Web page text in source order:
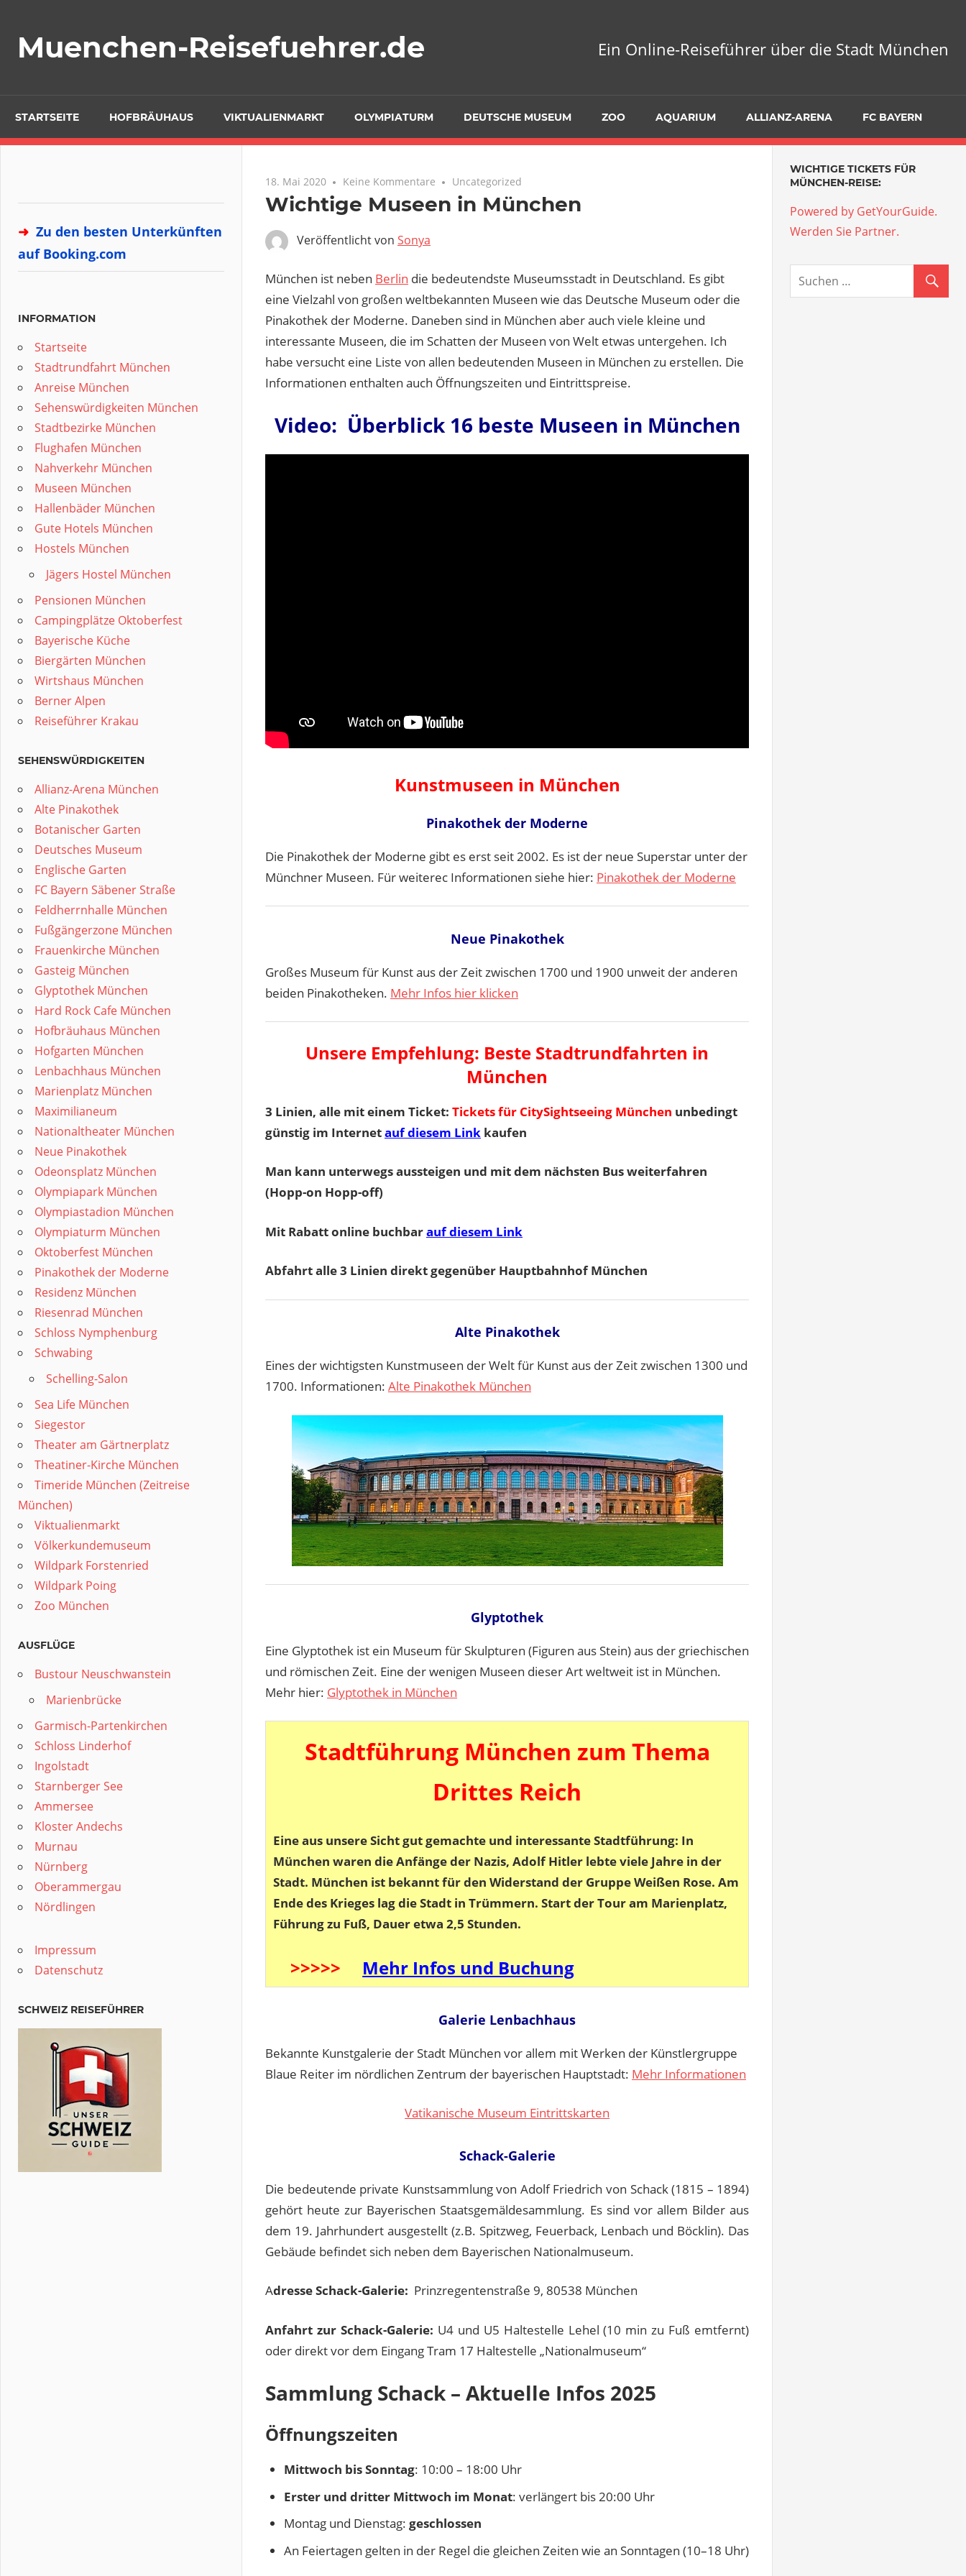
springen
Muenchen-Reisefuehrer.de Ein Online-Reiseführer über die Stadt München
STARTSEITE HOFBRÄUHAUS VIKTUALIENMARKT OLYMPIATURM DEUTSCHE MUSEUM ZOO AQUARIUM ALLIANZ-ARENA FC BAYERN
18. Mai 2020 Keine Kommentare Uncategorized
Wichtige Museen in München
Veröffentlicht von Sonya
München ist neben Berlin die bedeutendste Museumsstadt in Deutschland. Es gibt
eine Vielzahl von großen weltbekannten Museen wie das Deutsche Museum oder die
Pinakothek der Moderne. Daneben sind in München aber auch viele kleine und
interessante Museen, die im Schatten der Museen von Welt etwas untergehen. Ich
habe versucht eine Liste von allen bedeutenden Museen in München zu erstellen. Die
Informationen enthalten auch Öffnungszeiten und Eintrittspreise.
Video: Überblick 16 beste Museen in München
Kunstmuseen in München
Pinakothek der Moderne
Die Pinakothek der Moderne gibt es erst seit 2002. Es ist der neue Superstar unter der
Münchner Museen. Für weiterec Informationen siehe hier: Pinakothek der Moderne
Neue Pinakothek
Großes Museum für Kunst aus der Zeit zwischen 1700 und 1900 unweit der anderen
beiden Pinakotheken. Mehr Infos hier klicken
Unsere Empfehlung: Beste Stadtrundfahrten in
München
3 Linien, alle mit einem Ticket: Tickets für CitySightseeing München unbedingt
günstig im Internetauf diesem Link kaufen
Man kann unterwegs aussteigen und mit dem nächsten Bus weiterfahren
(Hopp-on Hopp-off)
Mit Rabatt online buchbarauf diesem Link
Abfahrt alle 3 Linien direkt gegenüber Hauptbahnhof München
Alte Pinakothek
Eines der wichtigsten Kunstmuseen der Welt für Kunst aus der Zeit zwischen 1300 und
1700. Informationen: Alte Pinakothek München
Glyptothek
Eine Glyptothek ist ein Museum für Skulpturen (Figuren aus Stein) aus der griechischen
und römischen Zeit. Eine der wenigen Museen dieser Art weltweit ist in München.
Mehr hier: Glyptothek in München
Stadtführung München zum Thema
Drittes Reich
Eine aus unsere Sicht gut gemachte und interessante Stadtführung: In
München waren die Anfänge der Nazis, Adolf Hitler lebte viele Jahre in der
Stadt. München ist bekannt für den Widerstand der Gruppe Weißen Rose. Am
Ende des Krieges lag die Stadt in Trümmern. Start der Tour am Marienplatz,
Führung zu Fuß, Dauer etwa 2,5 Stunden.
>>>>> Mehr Infos und Buchung
Galerie Lenbachhaus
Bekannte Kunstgalerie der Stadt München vor allem mit Werken der Künstlergruppe
Blaue Reiter im nördlichen Zentrum der bayerischen Hauptstadt: Mehr Informationen
Vatikanische Museum Eintrittskarten
Schack-Galerie
Die bedeutende private Kunstsammlung von Adolf Friedrich von Schack (1815 – 1894)
gehört heute zur Bayerischen Staatsgemäldesammlung. Es sind vor allem Bilder aus
dem 19. Jahrhundert ausgestellt (z.B. Spitzweg, Feuerback, Lenbach und Böcklin). Das
Gebäude befindet sich neben dem Bayerischen Nationalmuseum.
Adresse Schack-Galerie: Prinzregentenstraße 9, 80538 München
Anfahrt zur Schack-Galerie: U4 und U5 Haltestelle Lehel (10 min zu Fuß emtfernt)
oder direkt vor dem Eingang Tram 17 Haltestelle „Nationalmuseum“
Sammlung Schack – Aktuelle Infos 2025
Öffnungszeiten
Mittwoch bis Sonntag: 10:00 – 18:00 Uhr
Erster und dritter Mittwoch im Monat: verlängert bis 20:00 Uhr
Montag und Dienstag: geschlossen
An Feiertagen gelten in der Regel die gleichen Zeiten wie an Sonntagen (10–18 Uhr)
➜ Zu den besten Unterkünften
auf Booking.com
INFORMATION
Startseite
Stadtrundfahrt München
Anreise München
Sehenswürdigkeiten München
Stadtbezirke München
Flughafen München
Nahverkehr München
Museen München
Hallenbäder München
Gute Hotels München
Hostels München
Jägers Hostel München
Pensionen München
Campingplätze Oktoberfest
Bayerische Küche
Biergärten München
Wirtshaus München
Berner Alpen
Reiseführer Krakau
SEHENSWÜRDIGKEITEN
Allianz-Arena München
Alte Pinakothek
Botanischer Garten
Deutsches Museum
Englische Garten
FC Bayern Säbener Straße
Feldherrnhalle München
Fußgängerzone München
Frauenkirche München
Gasteig München
Glyptothek München
Hard Rock Cafe München
Hofbräuhaus München
Hofgarten München
Lenbachhaus München
Marienplatz München
Maximilianeum
Nationaltheater München
Neue Pinakothek
Odeonsplatz München
Olympiapark München
Olympiastadion München
Olympiaturm München
Oktoberfest München
Pinakothek der Moderne
Residenz München
Riesenrad München
Schloss Nymphenburg
Schwabing
Schelling-Salon
Sea Life München
Siegestor
Theater am Gärtnerplatz
Theatiner-Kirche München
Timeride München (Zeitreise
München)
Viktualienmarkt
Völkerkundemuseum
Wildpark Forstenried
Wildpark Poing
Zoo München
AUSFLÜGE
Bustour Neuschwanstein
Marienbrücke
Garmisch-Partenkirchen
Schloss Linderhof
Ingolstadt
Starnberger See
Ammersee
Kloster Andechs
Murnau
Nürnberg
Oberammergau
Nördlingen
Impressum
Datenschutz
SCHWEIZ REISEFÜHRER
WICHTIGE TICKETS FÜR
MÜNCHEN-REISE:
Powered by GetYourGuide.
Werden Sie Partner.